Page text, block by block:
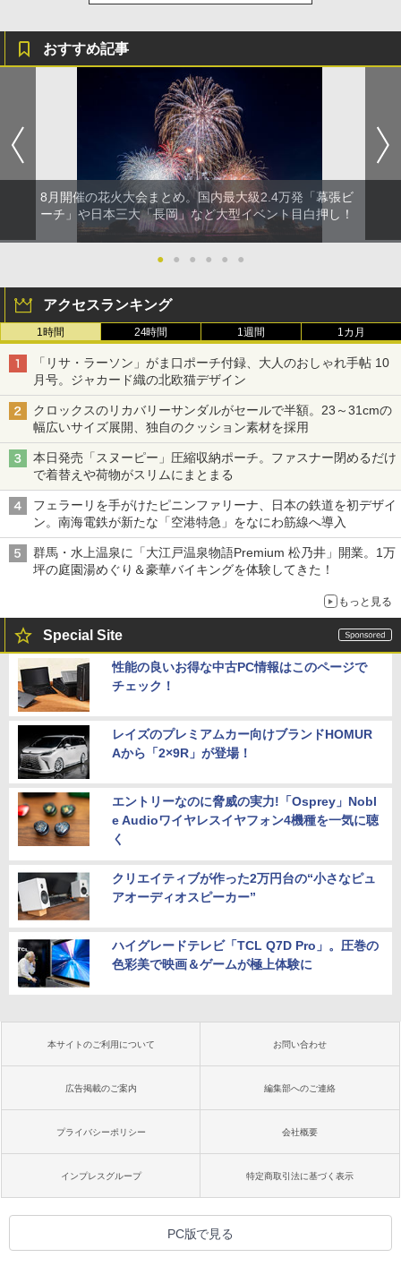
おすすめ記事
8月開催の花火大会まとめ。国内最大級2.4万発「幕張ビ
ーチ」や日本三大「長岡」など大型イベント目白押し！
● ● ● ● ● ●
アクセスランキング
1時間 24時間 1週間 1カ月
「リサ・ラーソン」がま口ポーチ付録、大人のおしゃれ手帖 10
月号。ジャカード織の北欧猫デザイン
クロックスのリカバリーサンダルがセールで半額。23～31cmの
幅広いサイズ展開、独自のクッション素材を採用
本日発売「スヌーピー」圧縮収納ポーチ。ファスナー閉めるだけ
で着替えや荷物がスリムにまとまる
フェラーリを手がけたピニンファリーナ、日本の鉄道を初デザイ
ン。南海電鉄が新たな「空港特急」をなにわ筋線へ導入
群馬・水上温泉に「大江戸温泉物語Premium 松乃井」開業。1万
坪の庭園湯めぐり＆豪華バイキングを体験してきた！
もっと見る
Special Site
性能の良いお得な中古PC情報はこのページで
チェック！
レイズのプレミアムカー向けブランドHOMUR
Aから「2×9R」が登場！
エントリーなのに脅威の実力!「Osprey」Nobl
e Audioワイヤレスイヤフォン4機種を一気に聴
く
クリエイティブが作った2万円台の“小さなピュ
アオーディオスピーカー”
ハイグレードテレビ「TCL Q7D Pro」。圧巻の
色彩美で映画＆ゲームが極上体験に
本サイトのご利用について お問い合わせ
広告掲載のご案内 編集部へのご連絡
プライバシーポリシー 会社概要
インプレスグループ 特定商取引法に基づく表示
PC版で見る